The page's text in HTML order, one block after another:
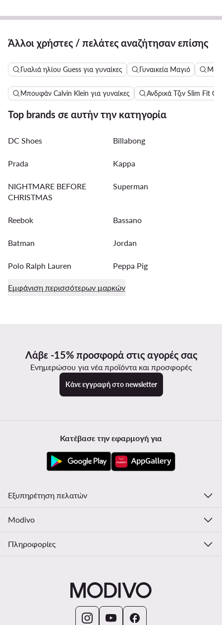
Άλλοι χρήστες / πελάτες αναζήτησαν επίσης
Γυαλιά ηλίου Guess για γυναίκες Γυναικεία Μαγιό
Μπουφάν Calvin Klein για γυναίκες Ανδρικά Τζιν Slim Fit
Top brands σε αυτήν την κατηγορία
DC Shoes Billabong
Prada Kappa
NIGHTMARE BEFORE
CHRISTMAS
Superman
Reebok Bassano
Batman Jordan
Polo Ralph Lauren Peppa Pig
Εμφάνιση περισσότερων μαρκών
Λάβε -15% προσφορά στις αγορές σας
Ενημερώσου για νέα προϊόντα και προσφορές
Κάνε εγγραφή στο newsletter
Κατέβασε την εφαρμογή για
Εξυπηρέτηση πελατών
Modivo
Πληροφορίες